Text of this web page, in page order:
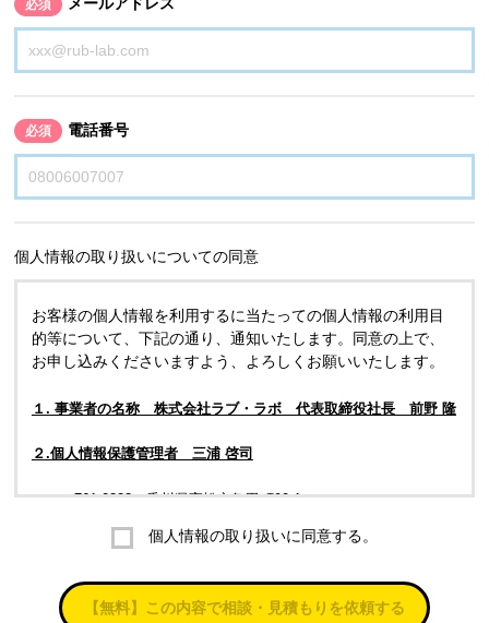
必須
必須 電話番号
個人情報の取り扱いについての同意
お客様の個人情報を利用するに当たっての個人情報の利用目
的等について、下記の通り、通知いたします。同意の上で、
お申し込みくださいますよう、よろしくお願いいたします。
１. 事業者の名称 株式会社ラブ・ラボ 代表取締役社長 前野 隆
２.個人情報保護管理者 三浦 啓司
〒761-0323 香川県高松市亀田町90-1
株式会社ラブ・ラボ
電話：087-847-2000
個人情報の取り扱いに同意する。
【無料】この内容で相談・見積もりを依頼する